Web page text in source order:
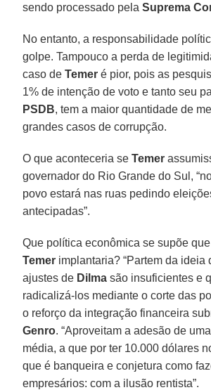
sendo processado pelaSuprema
No entanto, a responsabilidade
golpe. Tampouco a perda de
caso deTemer é pior, pois as
1% de intenção de voto e tanto seu
PSDB, tem a maior quantidade de
grandes casos de corrupção.
O que aconteceria seTemer
governador do Rio Grande do Sul,
povo estará nas ruas pedindo
antecipadas”.
Que política econômica se supõe
Temer implantaria? “Partem da ideia
ajustes de Dilma são insuficientes e
radicalizá-los mediante o corte das
o reforço da integração financeira
Genro. “Aproveitam a adesão de
média, a que por ter 10.000 dólares
que é banqueira e conjetura como
empresários: com a ilusão rentista”.